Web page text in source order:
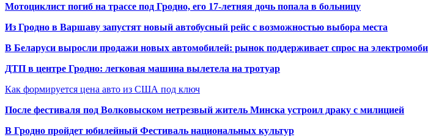
Мотоциклист погиб на трассе под Гродно, его 17-летняя дочь попала в больницу
Из Гродно в Варшаву запустят новый автобусный рейс с возможностью выбора места
В Беларуси выросли продажи новых автомобилей: рынок поддерживает спрос на
ДТП в центре Гродно: легковая машина вылетела на тротуар
Как формируется цена авто из США под ключ
После фестиваля под Волковыском нетрезвый житель Минска устроил драку с милицией
В Гродно пройдет юбилейный Фестиваль национальных культур